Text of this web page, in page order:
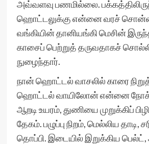
அவ்வளவு பணமில்லை.
ஹொட்டலுக்கு என்னை வரச்
வங்கியின் தானியங்கி மெசின்
காசைப் பெற்றுத் தருவதாகச்
நுழைந்தார்.
நான் ஹொட்டல் வாசலில் காரை
ஹொட்டல் வாயிலோன் என்னை
ஆறடி உயரம், துணியை முறுக்கிப்
தேகம். பழுப்பு நிறம், மெல்லிய தாடி,
தொப்பி. இடையில் இறுக்கிய பெல்ட்,